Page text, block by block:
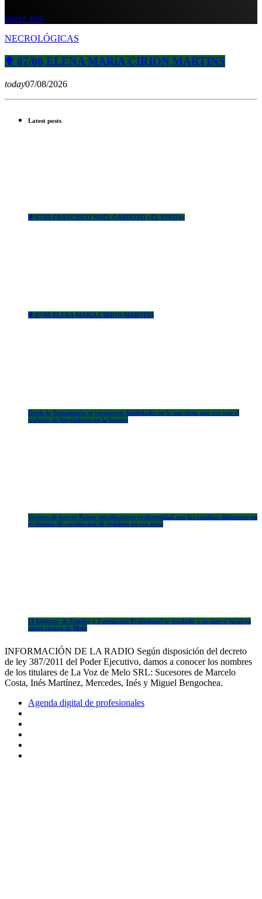
insert_link
NECROLÓGICAS
✟ 07/08 ELENA MARíA CIRION MARTINS
today07/08/2026
Latest posts
✟ 07/08 FRANCISCO NOEL CARDOZO «EL YINTO»
✟ 07/08 ELENA MARíA CIRION MARTINS
Desde la Intendencia se reconocen debilidades en lo que tiene que ver con el
trabajo de hurgadores en la basura
Vecinos de barrio Prieto manifestaron conformidad con los cambios dispuestos en
el sistema de recolección de residuos en esa zona
El Instituto de Empleo y Formación Profesional se trasladó a un nuevo local en
pleno centro de Melo
INFORMACIÓN DE LA RADIO Según disposición del decreto
de ley 387/2011 del Poder Ejecutivo, damos a conocer los nombres
de los titulares de La Voz de Melo SRL: Sucesores de Marcelo
Costa, Inés Martínez, Mercedes, Inés y Miguel Bengochea.
Agenda digital de profesionales